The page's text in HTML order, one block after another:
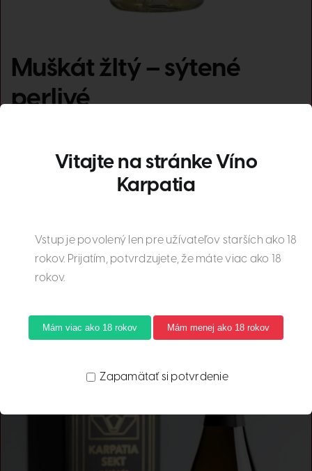
Vitajte na stránke Víno
Karpatia
Vstup je povolený len pre užívateľov starších ako 18
rokov. Prijatím, potvrdzujete, že máte viac ako 18
rokov.
Mám viac ako 18 rokov Mám menej ako 18 rokov
Zapamätať si potvrdenie
Muškát žltý – sýtené
perlivé